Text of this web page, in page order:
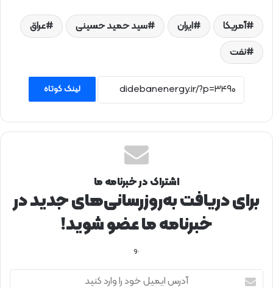
آمریکا ایران سید حمید حسینی
عراق
نفت
لینک کوتاه
اشتراک در خبرنامه ما
برای دریافت به‌روزرسانی‌های جدید در
خبرنامه ما عضو شوید!
.و
آ